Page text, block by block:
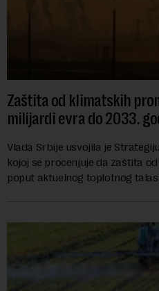
Zaštita od klimatskih
milijardi evra do 2033.
Vlada Srbije usvojila je
kojoj se procenjuje da zaštita
poput aktuelnog toplotnog